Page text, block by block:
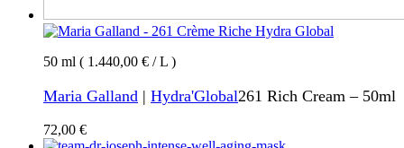
50 ml ( 1.440,00 € / L )
Maria Galland | Hydra'Global261 Rich Cream – 50ml
72,00 €